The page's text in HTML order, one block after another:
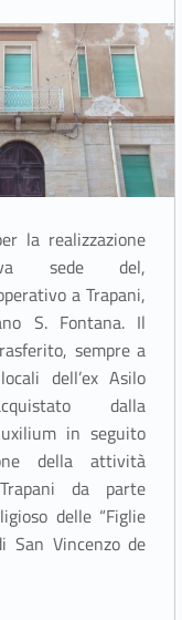
la realizzazione
sede del,
a Trapani,
S. Fontana. Il
sempre a
dell’ex Asilo
dalla
in seguito
della attività
da parte
delle “Figlie
San Vincenzo de